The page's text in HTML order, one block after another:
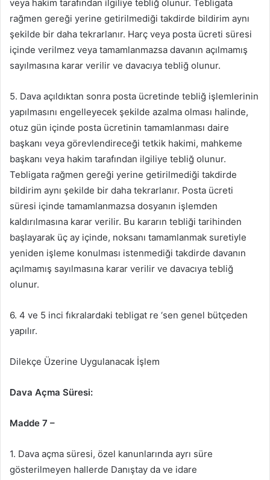
veya hakim tarafından ilgiliye tebliğ olunur. Tebligata
rağmen gereği yerine getirilmediği takdirde bildirim aynı
şekilde bir daha tekrarlanır. Harç veya posta ücreti süresi
içinde verilmez veya tamamlanmazsa davanın açılmamış
sayılmasına karar verilir ve davacıya tebliğ olunur.
5. Dava açıldıktan sonra posta ücretinde tebliğ işlemlerinin
yapılmasını engelleyecek şekilde azalma olması halinde,
otuz gün içinde posta ücretinin tamamlanması daire
başkanı veya görevlendireceği tetkik hakimi, mahkeme
başkanı veya hakim tarafından ilgiliye tebliğ olunur.
Tebligata rağmen gereği yerine getirilmediği takdirde
bildirim aynı şekilde bir daha tekrarlanır. Posta ücreti
süresi içinde tamamlanmazsa dosyanın işlemden
kaldırılmasına karar verilir. Bu kararın tebliği tarihinden
başlayarak üç ay içinde, noksanı tamamlanmak suretiyle
yeniden işleme konulması istenmediği takdirde davanın
açılmamış sayılmasına karar verilir ve davacıya tebliğ
olunur.
6. 4 ve 5 inci fıkralardaki tebligat re ‘sen genel bütçeden
yapılır.
Dilekçe Üzerine Uygulanacak İşlem
Dava Açma Süresi:
Madde 7 –
1. Dava açma süresi, özel kanunlarında ayrı süre
gösterilmeyen hallerde Danıştay da ve idare